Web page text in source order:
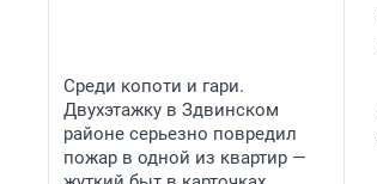
Среди копоти и гари.
Двухэтажку в Здвинском
районе серьезно повредил
пожар в одной из квартир —